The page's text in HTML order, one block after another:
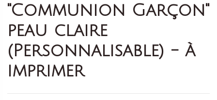
"Communion Garçon"
peau claire
(Personnalisable) - à
imprimer